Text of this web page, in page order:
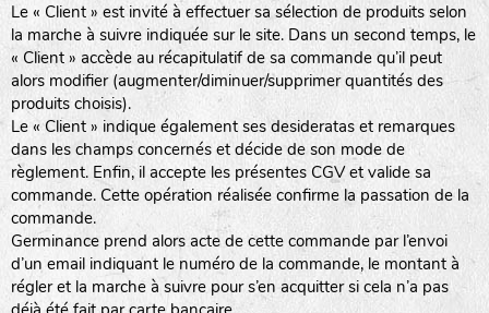
Le « Client » est invité à effectuer sa sélection de produits selon
la marche à suivre indiquée sur le site. Dans un second temps, le
« Client » accède au récapitulatif de sa commande qu’il peut
alors modifier (augmenter/diminuer/supprimer quantités des
produits choisis).
Le « Client » indique également ses desideratas et remarques
dans les champs concernés et décide de son mode de
règlement. Enfin, il accepte les présentes CGV et valide sa
commande. Cette opération réalisée confirme la passation de la
commande.
Germinance prend alors acte de cette commande par l’envoi
d’un email indiquant le numéro de la commande, le montant à
régler et la marche à suivre pour s’en acquitter si cela n’a pas